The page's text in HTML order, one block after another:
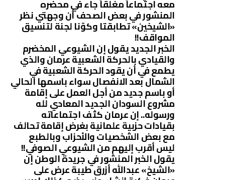
معه اجتماعاً مغلقاً جاء في محضره
المنشور في بعض الصحف أن وجهتي نظر
«الشيخين» تطابقتا وكوّنا لجنة لتنسيق
المواقف!!
الخبر الجديد يقول إن الشيوعي المخضرم
والقيادي بالحركة الشعبية عرمان والذي
يطمع في أن يقود الحركة الشعبية في
الشمال بعد الانفصال سواء باسمها الحالي
أو باسم جديد من أجل العمل على إقامة
مشروع السودان الجديد المعادي لله
ورسوله.. إن عرمان كثف اجتماعاته
بقيادات حزبية علمانية بغرض إقامة تحالف
مع بعض الشخصيات والأحزاب وبالطبع
ليس أقرب إليهم من الشيوعي الصوفي!!
يقول الخبر المنشور في جريدة الوطن إن
«الشيخ» عبدالله أزرق طيبة عرض على